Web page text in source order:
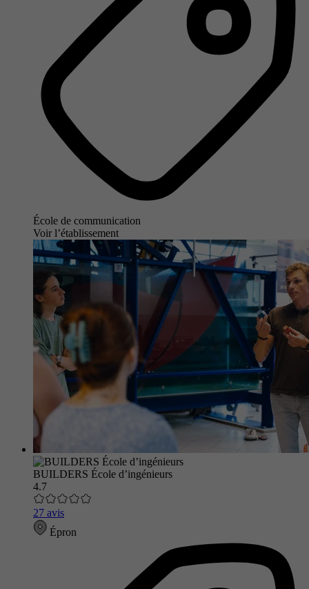
École de communication
Voir l’établissement
BUILDERS École d’ingénieurs
4.7
27 avis
Épron